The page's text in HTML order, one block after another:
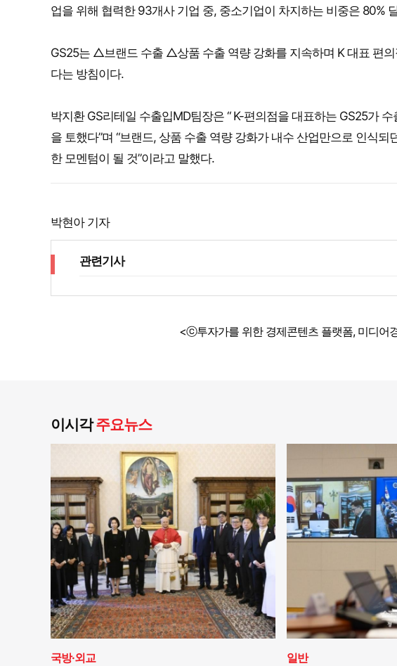
업을 위해 협력한 93개사 기업 중, 중소기업이 차지하는 비중은 80%
GS25는 △브랜드 수출 △상품 수출 역량 강화를 지속하며 K 대표 편
다는 방침이다.
박지환 GS리테일 수출입MD팀장은 “ K-편의점을 대표하는 GS25가
을 토했다”며 “브랜드, 상품 수출 역량 강화가 내수 산업만으로 인식
한 모멘텀이 될 것”이라고 말했다.
박현아 기자
관련기사
<ⓒ투자가를 위한 경제콘텐츠 플랫폼, 미디어
이시각주요뉴스
국방·외교 일반